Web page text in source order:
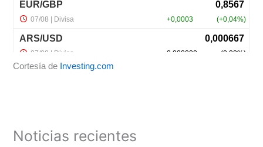
Cortesía de Investing.com
Noticias recientes